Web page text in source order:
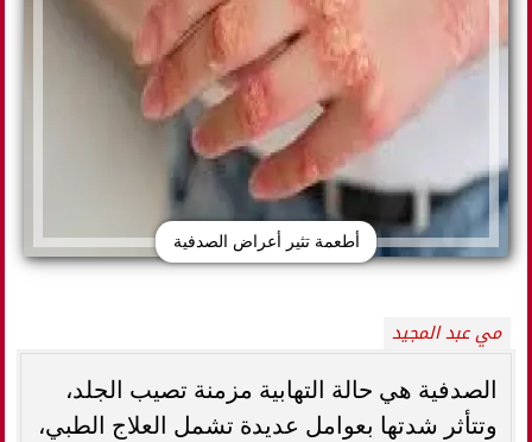
أطعمة تثير أعراض الصدفية
مي عبد المجيد
الصدفية هي حالة التهابية مزمنة تصيب الجلد،
وتتأثر شدتها بعوامل عديدة تشمل العلاج الطبي،